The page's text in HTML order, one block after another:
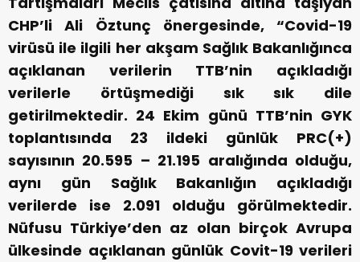
CHP’li Ali Öztunç önergesinde, “Covid-19
virüsü ile ilgili her akşam Sağlık Bakanlığınca
açıklanan verilerin TTB’nin açıkladığı
verilerle örtüşmediği sık sık dile
getirilmektedir. 24 Ekim günü TTB’nin GYK
toplantısında 23 ildeki günlük PRC(+)
sayısının 20.595 – 21.195 aralığında olduğu,
aynı gün Sağlık Bakanlığın açıkladığı
verilerde ise 2.091 olduğu görülmektedir.
Nüfusu Türkiye’den az olan birçok Avrupa
ülkesinde açıklanan günlük Covit-19 verileri